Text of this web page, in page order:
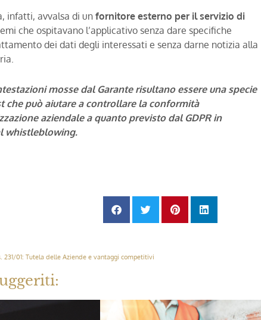
infatti, avvalsa di un fornitore esterno per il servizio di
che ospitavano l’applicativo senza dare specifiche
dei dati degli interessati e senza darne notizia alla
mosse dal Garante risultano essere una specie
che può aiutare a controllare la conformità
aziendale a quanto previsto dal GDPR in
whistleblowing.
231/01: Tutela delle Aziende e vantaggi competitivi